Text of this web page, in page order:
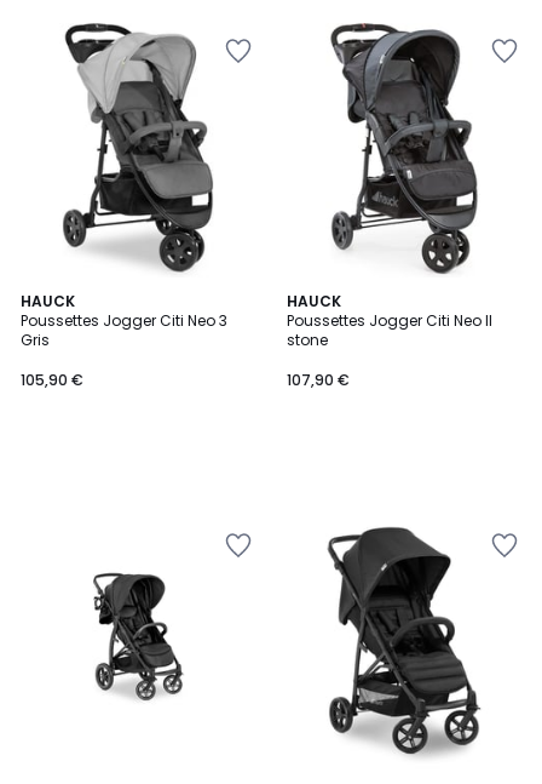
HAUCK
Poussettes Jogger Citi Neo 3
Gris
105,90 €
HAUCK
Poussettes Jogger Citi Neo II
stone
107,90 €